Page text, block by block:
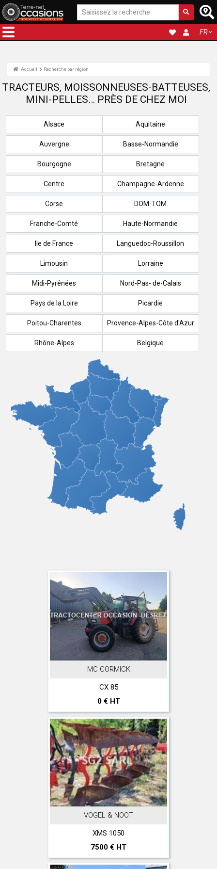
FR
Accueil Recherche par région
TRACTEURS, MOISSONNEUSES-BATTEUSES,
MINI-PELLES… PRÈS DE CHEZ MOI
Alsace Aquitaine
Auvergne Basse-Normandie
Bourgogne Bretagne
Centre Champagne-Ardenne
Corse DOM-TOM
Franche-Comté Haute-Normandie
Ile de France Languedoc-Roussillon
Limousin Lorraine
Midi-Pyrénées Nord-Pas- de-Calais
Pays de la Loire Picardie
Poitou-Charentes Provence-Alpes-Côte d'Azur
Rhône-Alpes Belgique
MC CORMICK
CX 85
0 € HT
VOGEL & NOOT
XMS 1050
7500 € HT